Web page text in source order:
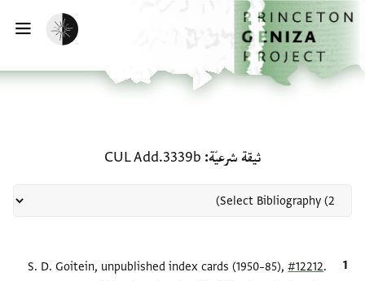
إلى المحتوى الرئيسي
الرئيسية
تفعيل الوضع المظلم
ثيقة شرعيّة CUL Add.3339b
الاقتباس المرجعيS. D. Goitein, unpublished index cards (1950–85),#12212